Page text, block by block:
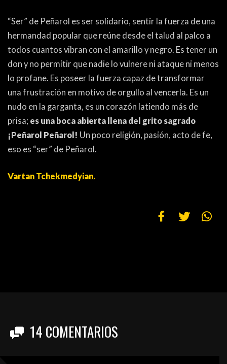
“Ser” de Peñarol es ser solidario, sentir la fuerza de una
hermandad popular que reúne desde el talud al palco a
todos cuantos vibran con el amarillo y negro. Es tener un
don y no permitir que nadie lo vulnere ni ataque ni menos
lo profane. Es poseer la fuerza capaz de transformar
una frustración en motivo de orgullo al vencerla. Es un
nudo en la garganta, es un corazón latiendo más de
prisa; es una boca abierta llena del grito sagrado
¡Peñarol Peñarol! Un poco religión, pasión, acto de fe,
eso es “ser” de Peñarol.
Vartan Tchekmedyian.
14 COMENTARIOS